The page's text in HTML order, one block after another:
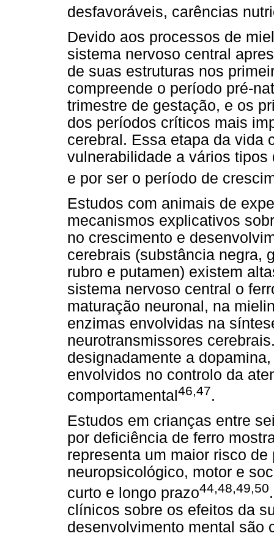
desfavoráveis, carências
Devido aos processos de
sistema nervoso central
de suas estruturas nos
compreende o período pré-
trimestre de gestação, e os
dos períodos críticos mais
cerebral. Essa etapa da vida
vulnerabilidade a vários
e por ser o período de
Estudos com animais de
mecanismos explicativos
no crescimento e
cerebrais (substância negra,
rubro e putamen) existem
sistema nervoso central o
maturação neuronal, na
enzimas envolvidas na
neurotransmissores
designadamente a
envolvidos no controlo da
comportamental 46,47.
Estudos em crianças entre
por deficiência de ferro
representa um maior risco
neuropsicológico, motor e
curto e longo prazo44,48,49,50
clínicos sobre os efeitos da
desenvolvimento mental são